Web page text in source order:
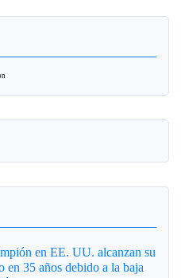
en EE. UU. alcanzan su
en 35 años debido a la baja